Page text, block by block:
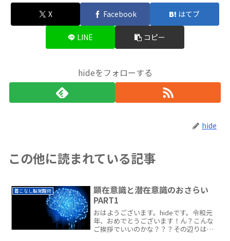
X Facebook はてブ
LINE コピー
hideをフォローする
hide
この他に読まれている記事
着こなし脳覚醒術
顕在意識と潜在意識のおさらい
PART1
おはようございます。hideです。令和元
年、おめでとうございます！ん？こんな
ご挨拶でいいのかな？？？その辺りはよ